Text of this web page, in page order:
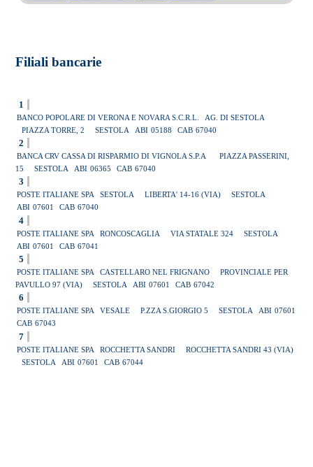
Filiali bancarie
1
BANCO POPOLARE DI VERONA E NOVARA S.C.R.L.
AG. DI SESTOLA
PIAZZA TORRE, 2
SESTOLA ABI 05188 CAB 67040
2
BANCA CRV CASSA DI RISPARMIO DI VIGNOLA S.P.A
PIAZZA PASSERINI,
15
SESTOLA ABI 06365 CAB 67040
3
POSTE ITALIANE SPA SESTOLA LIBERTA' 14-16 (VIA)
SESTOLA
ABI 07601 CAB 67040
4
POSTE ITALIANE SPA RONCOSCAGLIA VIA STATALE 324
SESTOLA
ABI 07601 CAB 67041
5
POSTE ITALIANE SPA CASTELLARO NEL FRIGNANO
PROVINCIALE PER
PAVULLO 97 (VIA)
SESTOLA ABI 07601 CAB 67042
6
POSTE ITALIANE SPA VESALE P.ZZA S.GIORGIO 5 SESTOLA ABI 07601
CAB 67043
7
POSTE ITALIANE SPA ROCCHETTA SANDRI
ROCCHETTA SANDRI 43 (VIA)
SESTOLA
ABI 07601 CAB 67044